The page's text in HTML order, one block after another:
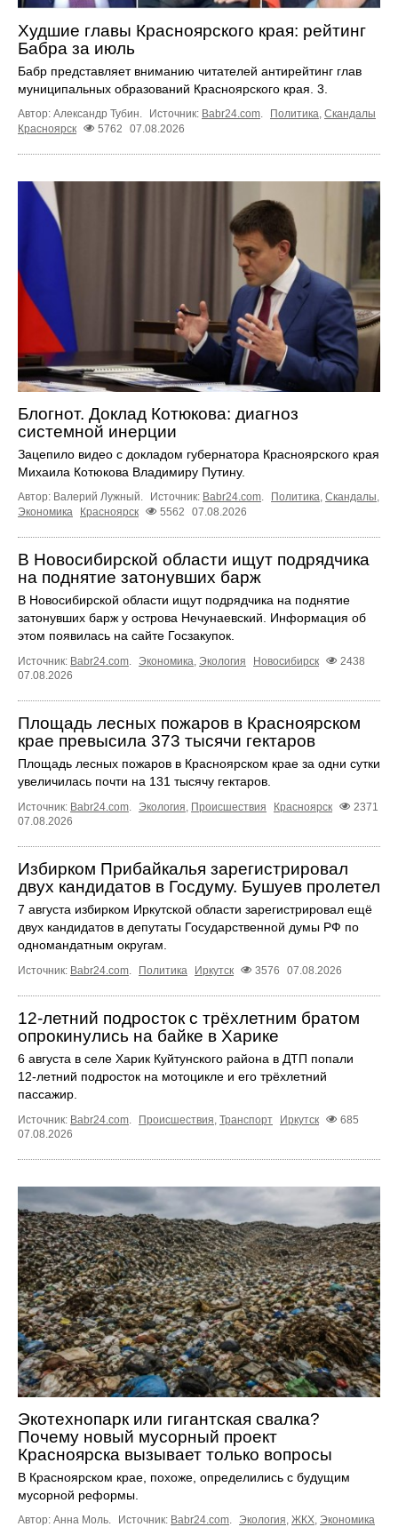
Худшие главы Красноярского края: рейтинг
Бабра за июль
Бабр представляет вниманию читателей антирейтинг глав
муниципальных образований Красноярского края. 3.
Автор: Александр Тубин. Источник: Babr24.com. Политика, Скандалы
Красноярск
5762 07.08.2026
Блогнот. Доклад Котюкова: диагноз
системной инерции
Зацепило видео с докладом губернатора Красноярского края
Михаила Котюкова Владимиру Путину.
Автор: Валерий Лужный. Источник: Babr24.com Политика Скандалы
Экономика
Красноярск 5562 07.08.2026
В Новосибирской области ищут подрядчика
на поднятие затонувших барж
В Новосибирской области ищут подрядчика на поднятие
затонувших барж у острова Нечунаевский. Информация об
этом появилась на сайте Госзакупок.
Источник: Babr24.com. Экономика, Экология Новосибирск
2438
07.08.2026
Площадь лесных пожаров в Красноярском
крае превысила 373 тысячи гектаров
Площадь лесных пожаров в Красноярском крае за одни сутки
увеличилась почти на 131 тысячу гектаров.
Источник: Babr24.com. Экология, Происшествия Красноярск
2371
07.08.2026
Избирком Прибайкалья зарегистрировал
двух кандидатов в Госдуму. Бушуев пролетел
7 августа избирком Иркутской области зарегистрировал ещё
двух кандидатов в депутаты Государственной думы РФ по
одномандатным округам.
Источник: Babr24.com. Политика Иркутск 3576 07.08.2026
12‑летний подросток с трёхлетним братом
опрокинулись на байке в Харике
6 августа в селе Харик Куйтунского района в ДТП попали
12‑летний подросток на мотоцикле и его трёхлетний
пассажир.
Источник: Babr24.com. Происшествия, Транспорт Иркутск
685
07.08.2026
Экотехнопарк или гигантская свалка?
Почему новый мусорный проект
Красноярска вызывает только вопросы
В Красноярском крае, похоже, определились с будущим
мусорной реформы.
Автор: Анна Моль. Источник: Babr24.com. Экология, ЖКХ, Экономика